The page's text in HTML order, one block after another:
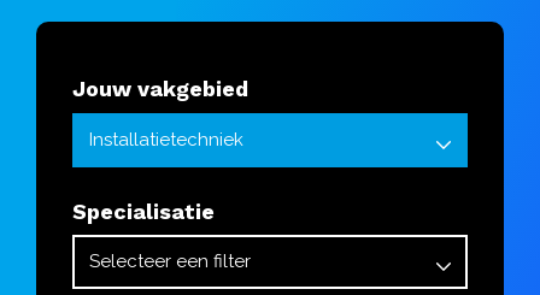
Jouw vakgebied
Specialisatie